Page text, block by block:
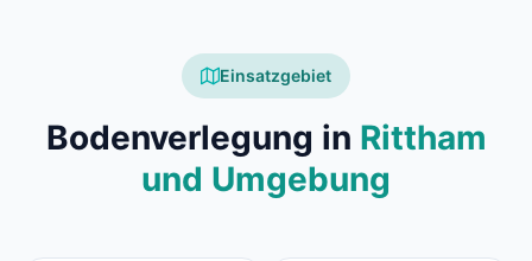
Einsatzgebiet
Bodenverlegung in Rittham
und Umgebung